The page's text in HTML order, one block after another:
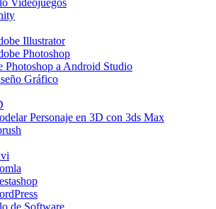
Videojuegos
Illustrator
Photoshop
Photoshop a Android Studio
Gráfico
Personaje en 3D con 3ds Max